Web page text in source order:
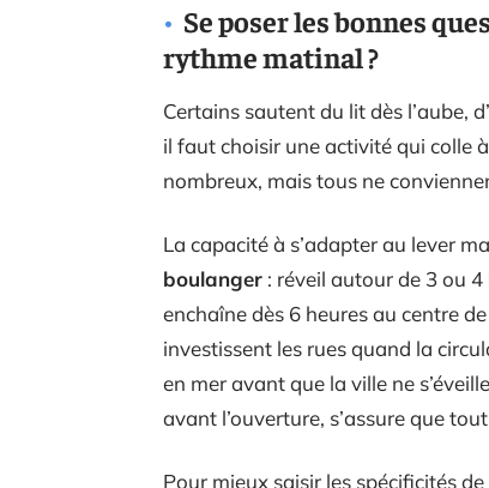
Se poser les bonnes
rythme matinal ?
Certains sautent du lit dès l’aube,
il faut choisir une activité qui colle
nombreux, mais tous ne
La capacité à s’adapter au lever
boulanger : réveil autour de 3 ou
enchaîne dès 6 heures au centre
investissent les rues quand la
en mer avant que la ville ne
avant l’ouverture, s’assure que
Pour mieux saisir les spécificités